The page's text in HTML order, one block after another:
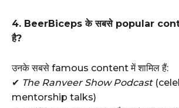
4. BeerBiceps के सबसे popular
है?
उनके सबसे famous content में शामिल हैं:
✔ The Ranveer Show Podcast
mentorship talks)